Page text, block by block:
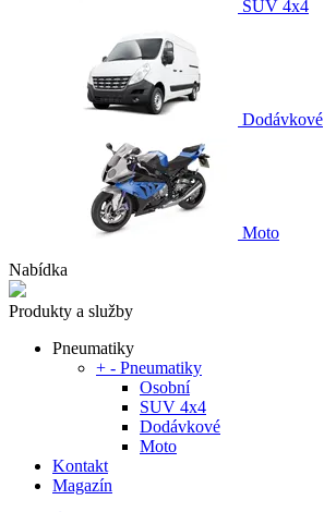
SUV 4x4
Dodávkové
Moto
Nabídka
Produkty a služby
Pneumatiky
+ - Pneumatiky
Osobní
SUV 4x4
Dodávkové
Moto
Kontakt
Magazín